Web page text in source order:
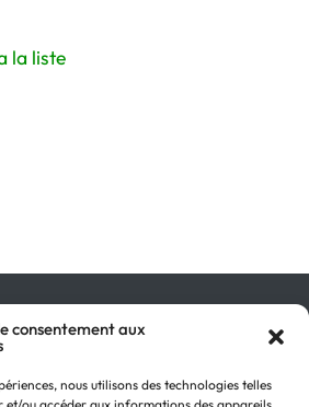
consentement aux
nous utilisons des technologies telles
la liste
le GIR ?
?
!